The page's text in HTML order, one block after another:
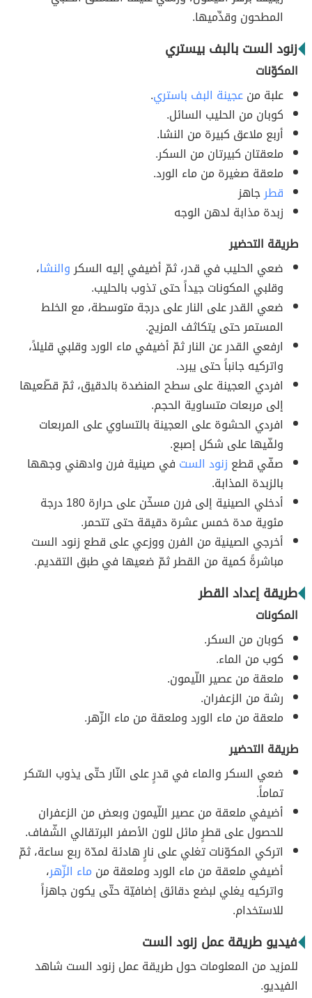
المطحون وقدِّميها.
زنود الست بالبف بيستري
المكوّنات
علبة منعجينة البف باستري.
كوبان من الحليب السائل.
أربع ملاعق كبيرة من النشا.
ملعقتان كبيرتان من السكر.
ملعقة صغيرة من ماء الورد.
قطرجاهز
زبدة مذابة لدهن الوجه
طريقة التحضير
ضعي الحليب في قدر، ثمّ أضيفي إليه السكروالنشا،
وقلبي المكونات جيداً حتى تذوب بالحليب.
ضعي القدر على النار على درجة متوسطة، مع الخلط
المستمر حتى يتكاثف المزيج.
ارفعي القدر عن النار ثمّ أضيفي ماء الورد وقلبي قليلاً،
واتركيه جانباً حتى يبرد.
افردي العجينة على سطح المنضدة بالدقيق، ثمّ قطّعيها
إلى مربعات متساوية الحجم.
افردي الحشوة على العجينة بالتساوي على المربعات
ولفّيها على شكل إصبع.
صفّي قطع زنود الست في صينية فرن وادهني وجهها
بالزبدة المذابة.
أدخلي الصينية إلى فرن مسخّن على حرارة 180 درجة
مئوية مدة خمس عشرة دقيقة حتى تتحمر.
أخرجي الصينية من الفرن ووزعي على قطع زنود الست
مباشرةً كمية من القطر ثمّ ضعيها في طبق التقديم.
طريقة إعداد القطر
المكونات
كوبان من السكر.
كوب من الماء.
ملعقة من عصير اللّيمون.
رشة من الزعفران.
ملعقة من ماء الورد وملعقة من ماء الزّهر.
طريقة التحضير
ضعي السكر والماء في قدرٍ على النّار حتّى يذوب السّكر
تماماً.
أضيفي ملعقة من عصير اللّيمون وبعض من الزعفران
للحصول على قطرٍ مائل للون الأصفر البرتقالي الشّفاف.
اتركي المكوّنات تغلي على نارٍ هادئة لمدّة ربع ساعة، ثمّ
أضيفي ملعقة من ماء الورد وملعقة من ماء الزّهر،
واتركيه يغلي لبضع دقائق إضافيّة حتّى يكون جاهزاً
للاستخدام.
فيديو طريقة عمل زنود الست
للمزيد من المعلومات حول طريقة عمل زنود الست شاهد
الفيديو.